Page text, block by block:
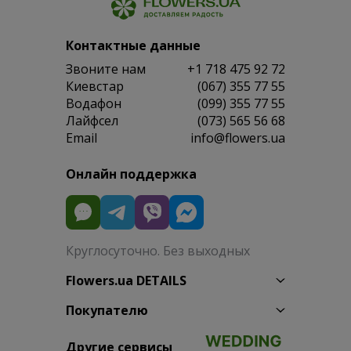
Контактные данные
Звоните нам
+1 718 475 92 72
Киевстар
(067) 355 77 55
Водафон
(099) 355 77 55
Лайфсел
(073) 565 56 68
Email
info@flowers.ua
Онлайн поддержка
Круглосуточно. Без выходных
Flowers.ua DETAILS
Покупателю
Другие сервисы